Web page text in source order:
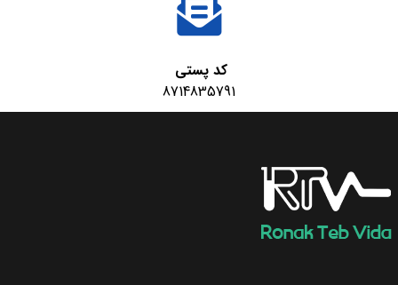
کد پستی
8714835791